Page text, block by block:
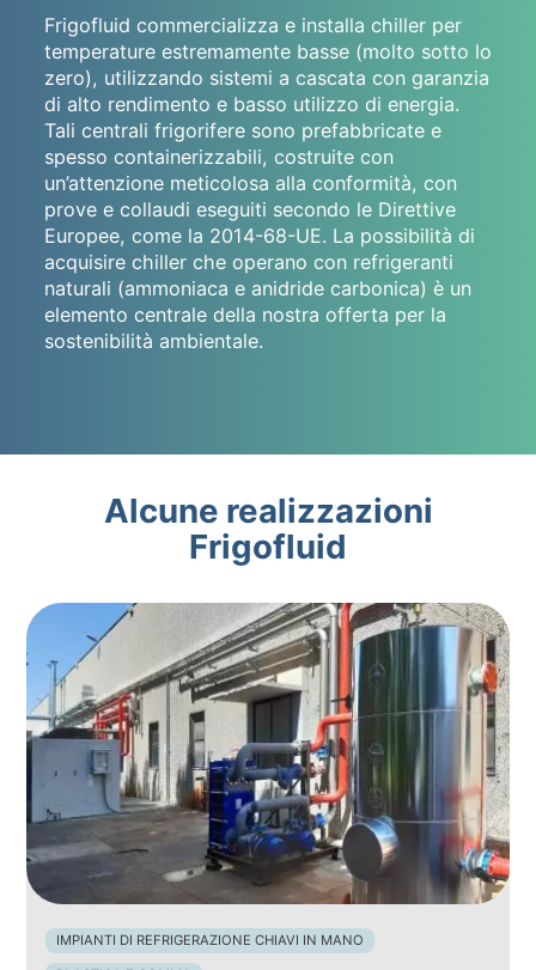
Frigofluid commercializza e installa chiller per
temperature estremamente basse (molto sotto lo
zero), utilizzando sistemi a cascata con garanzia
di alto rendimento e basso utilizzo di energia.
Tali centrali frigorifere sono prefabbricate e
spesso containerizzabili, costruite con
un’attenzione meticolosa alla conformità, con
prove e collaudi eseguiti secondo le Direttive
Europee, come la 2014-68-UE. La possibilità di
acquisire chiller che operano con refrigeranti
naturali (ammoniaca e anidride carbonica) è un
elemento centrale della nostra offerta per la
sostenibilità ambientale.
Alcune realizzazioni
Frigofluid
IMPIANTI DI REFRIGERAZIONE CHIAVI IN MANO